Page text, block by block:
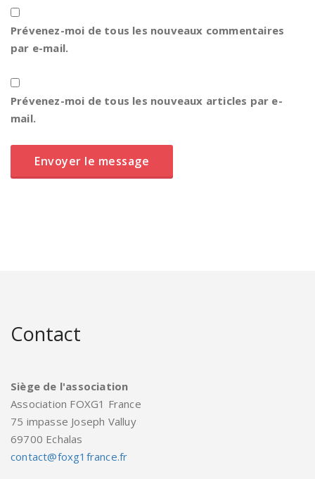
Prévenez-moi de tous les nouveaux commentaires
par e-mail.
Prévenez-moi de tous les nouveaux articles par e-
mail.
Contact
Siège de l'association
Association FOXG1 France
75 impasse Joseph Valluy
69700 Echalas
contact@foxg1france.fr